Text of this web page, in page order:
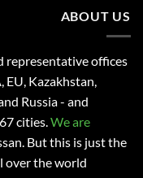
ABOUT US
representative offices
Kazakhstan,
Russia - and
cities. We are
. But this is just the
over the world